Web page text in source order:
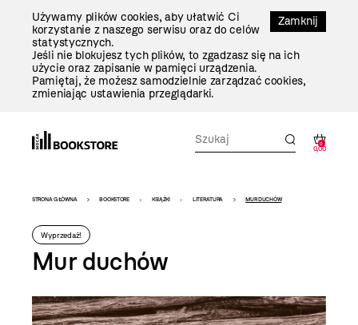
Zamknij
Używamy plików cookies, aby ułatwić Ci
korzystanie z naszego serwisu oraz do celów
statystycznych.
Jeśli nie blokujesz tych plików, to zgadzasz się na ich
użycie oraz zapisanie w pamięci urządzenia.
Pamiętaj, że możesz samodzielnie zarządzać cookies,
zmieniając ustawienia przeglądarki.
0
0,00
Bookstore
-
szablon
szczegóły
STRONA GŁÓWNA BOOKSTORE KSIĄŻKI LITERATURA MUR DUCHÓW
Wyprzedaż!
Mur duchów